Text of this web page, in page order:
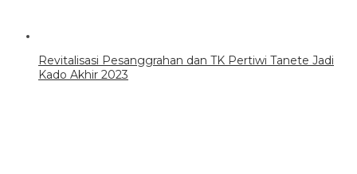
Revitalisasi Pesanggrahan dan TK Pertiwi Tanete Jadi
Kado Akhir 2023